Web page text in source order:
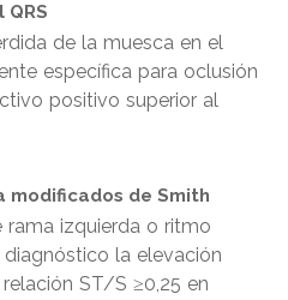
de la muesca en el
específica para oclusión
positivo superior al
modificados de Smith
izquierda o ritmo
la elevación
ST/S ≥0,25 en